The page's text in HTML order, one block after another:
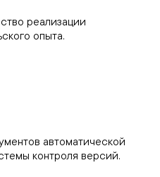
реализации
опыта.
автоматической
контроля версий.